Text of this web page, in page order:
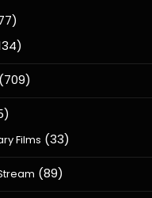
(709)
Films (33)
(89)